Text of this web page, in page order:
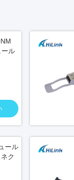
ール
ール
ク